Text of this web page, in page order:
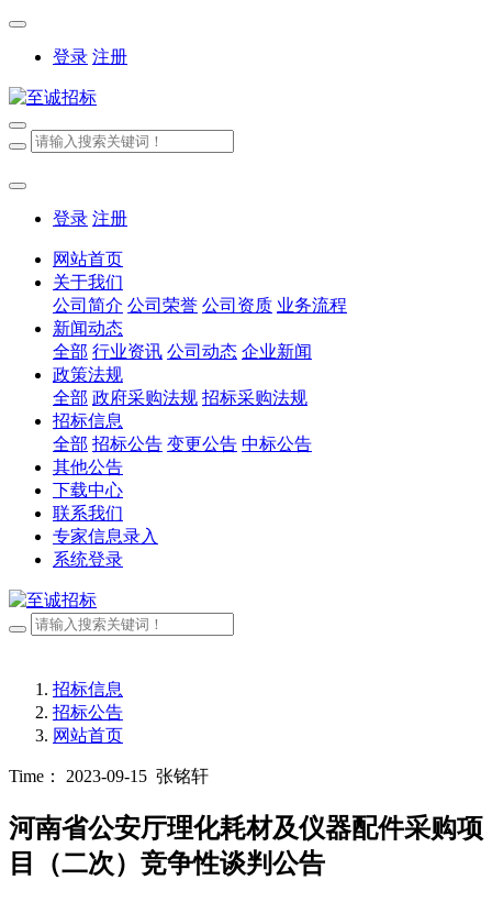
登录 注册
登录 注册
网站首页
关于我们
公司简介 公司荣誉 公司资质 业务流程
新闻动态
全部 行业资讯 公司动态 企业新闻
政策法规
全部 政府采购法规 招标采购法规
招标信息
全部 招标公告 变更公告 中标公告
其他公告
下载中心
联系我们
专家信息录入
系统登录
招标信息
招标公告
网站首页
Time： 2023-09-15 张铭轩
河南省公安厅理化耗材及仪器配件采购项
目（二次）竞争性谈判公告